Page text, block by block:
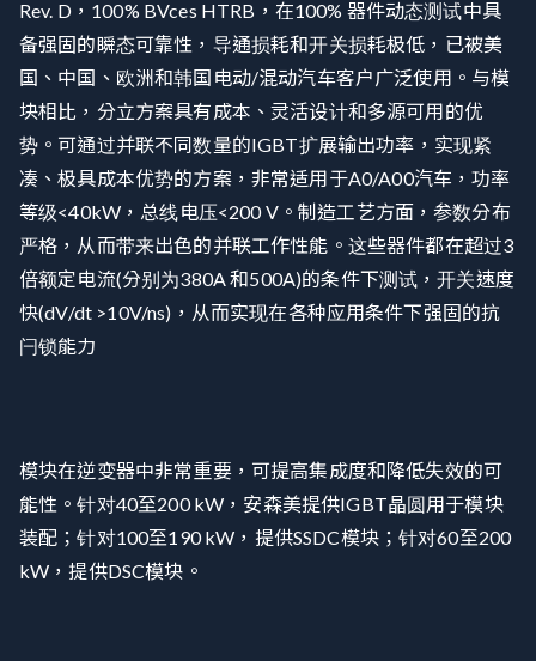
Rev. D，100% BVces HTRB，在100% 器件动态测试中具
备强固的瞬态可靠性，导通损耗和开关损耗极低，已被美
国、中国、欧洲和韩国电动/混动汽车客户广泛使用。与模
块相比，分立方案具有成本、灵活设计和多源可用的优
势。可通过并联不同数量的IGBT扩展输出功率，实现紧
凑、极具成本优势的方案，非常适用于A0/A00汽车，功率
等级<40kW，总线电压<200 V。制造工艺方面，参数分布
严格，从而带来出色的并联工作性能。这些器件都在超过3
倍额定电流(分别为380A 和500A)的条件下测试，开关速度
快(dV/dt >10V/ns)，从而实现在各种应用条件下强固的抗
闩锁能力
模块在逆变器中非常重要，可提高集成度和降低失效的可
能性。针对40至200 kW，安森美提供IGBT晶圆用于模块
装配；针对100至190 kW，提供SSDC模块；针对60至200
kW，提供DSC模块。